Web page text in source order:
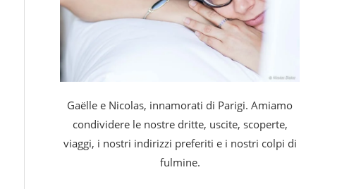
Gaëlle e Nicolas, innamorati di Parigi. Amiamo
condividere le nostre dritte, uscite, scoperte,
viaggi, i nostri indirizzi preferiti e i nostri colpi di
fulmine.